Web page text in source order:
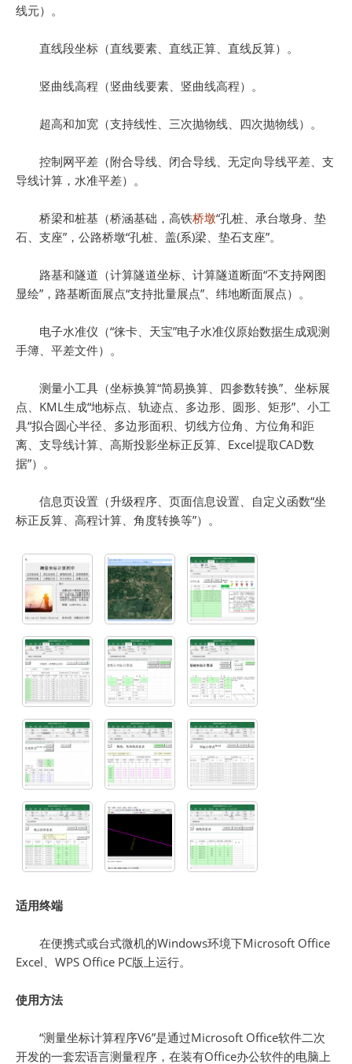
线元）。
直线段坐标（直线要素、直线正算、直线反算）。
竖曲线高程（竖曲线要素、竖曲线高程）。
超高和加宽（支持线性、三次抛物线、四次抛物线）。
控制网平差（附合导线、闭合导线、无定向导线平差、支
导线计算，水准平差）。
桥梁和桩基（桥涵基础，高铁桥墩“孔桩、承台墩身、垫
石、支座”，公路桥墩“孔桩、盖(系)梁、垫石支座”。
路基和隧道（计算隧道坐标、计算隧道断面“不支持网图
显绘”，路基断面展点“支持批量展点”、纬地断面展点）。
电子水准仪（“徕卡、天宝”电子水准仪原始数据生成观测
手簿、平差文件）。
测量小工具（坐标换算“简易换算、四参数转换”、坐标展
点、KML生成“地标点、轨迹点、多边形、圆形、矩形”、小工
具“拟合圆心半径、多边形面积、切线方位角、方位角和距
离、支导线计算、高斯投影坐标正反算、Excel提取CAD数
据”）。
信息页设置（升级程序、页面信息设置、自定义函数“坐
标正反算、高程计算、角度转换等”）。
适用终端
在便携式或台式微机的Windows环境下Microsoft Office
Excel、WPS Office PC版上运行。
使用方法
“测量坐标计算程序V6”是通过Microsoft Office软件二次
开发的一套宏语言测量程序，在装有Office办公软件的电脑上